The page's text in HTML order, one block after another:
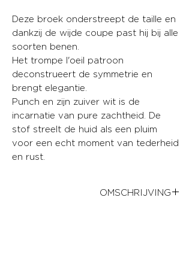
Deze broek onderstreept de taille en
dankzij de wijde coupe past hij bij alle
soorten benen.
Het trompe l'oeil patroon
deconstrueert de symmetrie en
brengt elegantie.
Punch en zijn zuiver wit is de
incarnatie van pure zachtheid. De
stof streelt de huid als een pluim
voor een echt moment van tederheid
en rust.
OMSCHRIJVING